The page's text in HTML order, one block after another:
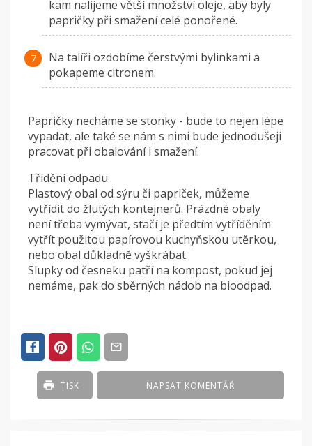
kam nalijeme větší množství oleje, aby byly
papričky při smažení celé ponořené.
Na talíři ozdobíme čerstvými bylinkami a
pokapeme citronem.
Papričky necháme se stonky - bude to nejen lépe
vypadat, ale také se nám s nimi bude jednodušeji
pracovat při obalování i smažení.
Třídění odpadu
Plastový obal od sýru či papriček, můžeme
vytřídit do žlutých kontejnerů. Prázdné obaly
není třeba vymývat, stačí je předtím vytříděním
vytřít použitou papírovou kuchyňskou utěrkou,
nebo obal důkladně vyškrábat.
Slupky od česneku patří na kompost, pokud jej
nemáme, pak do sběrných nádob na bioodpad.
NAPSAT KOMENTÁŘ
TISK